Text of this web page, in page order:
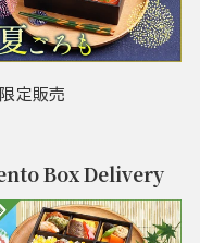
定販売
Box Delivery